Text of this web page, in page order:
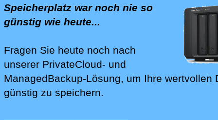
Speicherplatz war noch nie so
günstig wie heute...
Fragen Sie heute noch nach
unserer PrivateCloud- und
Mana‍ged­Backup-Lösung, um Ihre wertvollen
günstig zu speichern.